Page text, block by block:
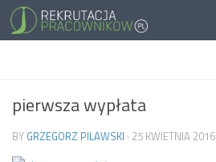
pierwsza wypłata
BY GRZEGORZ PILAWSKI · 25 KWIETNIA 2016